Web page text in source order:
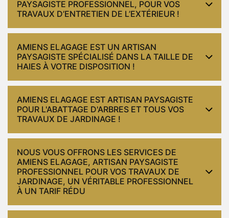
PAYSAGISTE PROFESSIONNEL, POUR VOS
TRAVAUX D’ENTRETIEN DE L’EXTÉRIEUR !
AMIENS ELAGAGE EST UN ARTISAN
PAYSAGISTE SPÉCIALISÉ DANS LA TAILLE DE
HAIES À VOTRE DISPOSITION !
AMIENS ELAGAGE EST ARTISAN PAYSAGISTE
POUR L'ABATTAGE D'ARBRES ET TOUS VOS
TRAVAUX DE JARDINAGE !
NOUS VOUS OFFRONS LES SERVICES DE
AMIENS ELAGAGE, ARTISAN PAYSAGISTE
PROFESSIONNEL POUR VOS TRAVAUX DE
JARDINAGE, UN VÉRITABLE PROFESSIONNEL
À UN TARIF RÉDU